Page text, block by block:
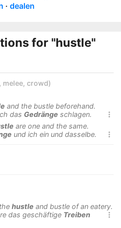
dealen
for "hustle"
, melee, crowd)
and the bustle beforehand.

das Gedränge schlagen.
are one and the same.

und ich ein und dasselbe.
hustle and bustle of an eatery.

das geschäftige Treiben